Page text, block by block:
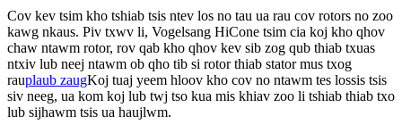
Cov kev tsim kho tshiab tsis ntev los no tau ua rau cov rotors no zoo
kawg nkaus. Piv txwv li, Vogelsang HiCone tsim cia koj kho qhov
chaw ntawm rotor, rov qab kho qhov kev sib zog qub thiab txuas
ntxiv lub neej ntawm ob qho tib si rotor thiab stator mus txog
rauplaub zaugKoj tuaj yeem hloov kho cov no ntawm tes lossis tsis
siv neeg, ua kom koj lub twj tso kua mis khiav zoo li tshiab thiab txo
lub sijhawm tsis ua haujlwm.